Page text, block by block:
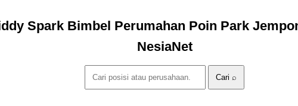
Spark Bimbel Perumahan Poin Park
NesiaNet
Cari ⌕